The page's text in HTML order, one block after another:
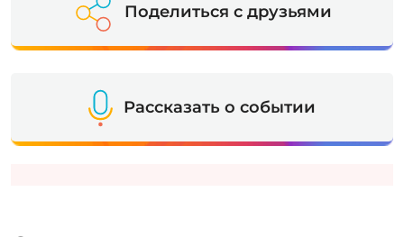
Поделиться с друзьями
Рассказать о событии